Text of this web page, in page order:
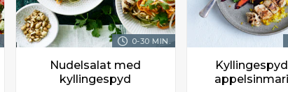
0-30 MIN.
Nudelsalat med
kyllingespyd